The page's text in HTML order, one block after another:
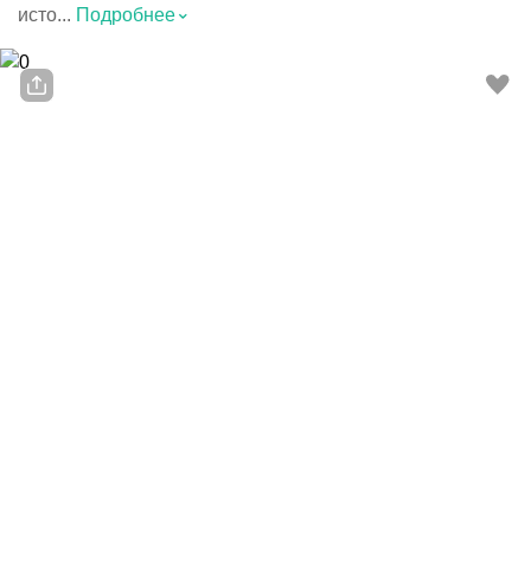
исто... Подробнее⌃